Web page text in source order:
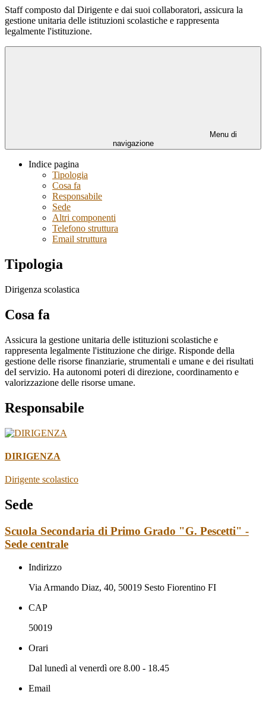
Staff composto dal Dirigente e dai suoi collaboratori, assicura la
gestione unitaria delle istituzioni scolastiche e rappresenta
legalmente l'istituzione.
Menu di
navigazione
Indice pagina
Tipologia
Cosa fa
Responsabile
Sede
Altri componenti
Telefono struttura
Email struttura
Tipologia
Dirigenza scolastica
Cosa fa
Assicura la gestione unitaria delle istituzioni scolastiche e
rappresenta legalmente l'istituzione che dirige. Risponde della
gestione delle risorse finanziarie, strumentali e umane e dei risultati
deI servizio. Ha autonomi poteri di direzione, coordinamento e
valorizzazione delle risorse umane.
Responsabile
DIRIGENZA
Dirigente scolastico
Sede
Scuola Secondaria di Primo Grado "G. Pescetti" -
Sede centrale
Indirizzo
Via Armando Diaz, 40, 50019 Sesto Fiorentino FI
CAP
50019
Orari
Dal lunedì al venerdì ore 8.00 - 18.45
Email